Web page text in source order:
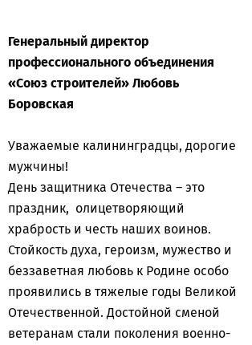
Генеральный директор
профессионального объединения
«Союз строителей» Любовь
Боровская
Уважаемые калининградцы, дорогие
мужчины!
День защитника Отечества – это
праздник, олицетворяющий
храбрость и честь наших воинов.
Стойкость духа, героизм, мужество и
беззаветная любовь к Родине особо
проявились в тяжелые годы Великой
Отечественной. Достойной сменой
ветеранам стали поколения военно-